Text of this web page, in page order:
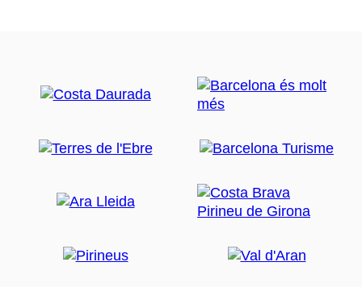
- Dofijet Boats.Морские прогулки вдоль
побережья Барселоны Маресме (Maresme) и
течение Пасхальной недели и до конца ноября,, с
www.dofijetboats.com
дети могут найти все для развлечения: горки,
гигантские надувные аттракционы, бассейны с